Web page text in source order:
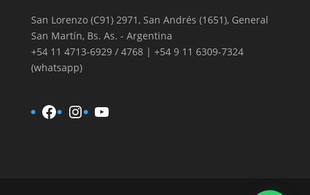
San Lorenzo (C91) 2971, San Andrés (1651), General
San Martín, Bs. As. - Argentina
+54 11 4713-6929 / 4768 | +54 9 11 6309-7324
(whatsapp)
Facebook
Instagram
YouTube